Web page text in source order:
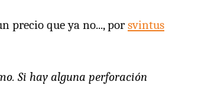
precio que ya no..., porsvintus
Si hay alguna perforación